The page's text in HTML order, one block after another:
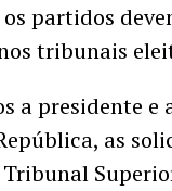
partidos
tribunais
a presidente e
as